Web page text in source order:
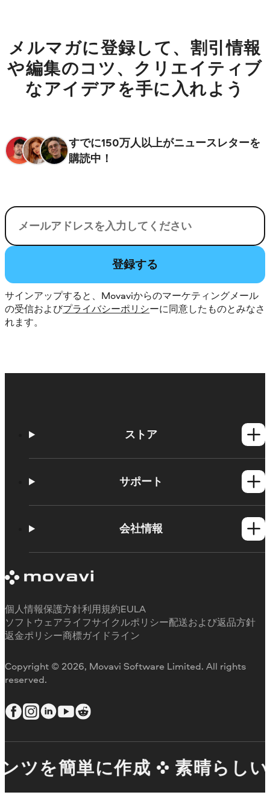
メルマガに登録して、割引情報
や編集のコツ、クリエイティブ
なアイデアを手に入れよう
すでに150万人以上がニュースレターを
購読中！
電子メール
登録する
サインアップすると、Movaviからのマーケティングメール
の受信およびプライバシーポリシーに同意したものとみなさ
れます。
ストア
Mac製品
サポート
使い方
体験版の制約
払い戻し
会社情報
お客様の声
当社が選ばれる理由
Copyright © 2026, Movavi Software Limited. All rights
reserved.
個人情報保護方針利用規約EULA
ソフトウェアライフサイクルポリシー配送および返品方針
返金ポリシー商標ガイドライン
を簡単に作成 素晴らしい